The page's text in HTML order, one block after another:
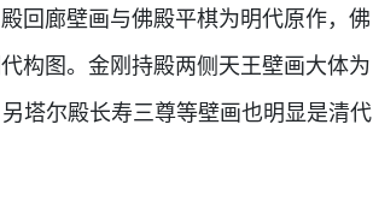
回廊壁画与佛殿平棋为明代原作，佛
构图。金刚持殿两侧天王壁画大体为
塔尔殿长寿三尊等壁画也明显是清代